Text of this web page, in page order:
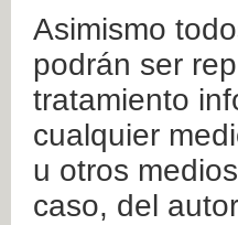
Asimismo
podrán ser
tratamiento
cualquier
u otros
caso, del